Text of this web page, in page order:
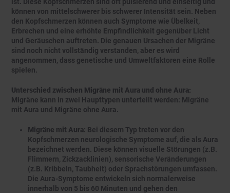
können von mittelschwerer bis schwerer Intensität sein. Neben
den Kopfschmerzen können auch Symptome wie Übelkeit,
Erbrechen und eine erhöhte Empfindlichkeit gegenüber Licht
und Geräuschen auftreten. Die genauen Ursachen der Migräne
sind noch nicht vollständig verstanden, aber es wird
angenommen, dass genetische und Umweltfaktoren eine Rolle
spielen.
Unterschied zwischen Migräne mit Aura und ohne Aura:
Migräne kann in zwei Haupttypen unterteilt werden: Migräne
mit Aura und Migräne ohne Aura.
Migräne mit Aura: Bei diesem Typ treten vor den
Kopfschmerzen neurologische Symptome auf, die als Aura
bezeichnet werden. Diese können visuelle Störungen (z.B.
Flimmern, Zickzacklinien), sensorische Veränderungen
(z.B. Kribbeln, Taubheit) oder Sprachstörungen umfassen.
Die Aura-Symptome entwickeln sich normalerweise
innerhalb von 5 bis 60 Minuten und gehen den